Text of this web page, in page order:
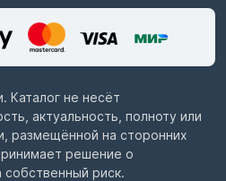
Каталог не несёт
актуальность, полноту или
размещённой на сторонних
решение о
собственный риск.